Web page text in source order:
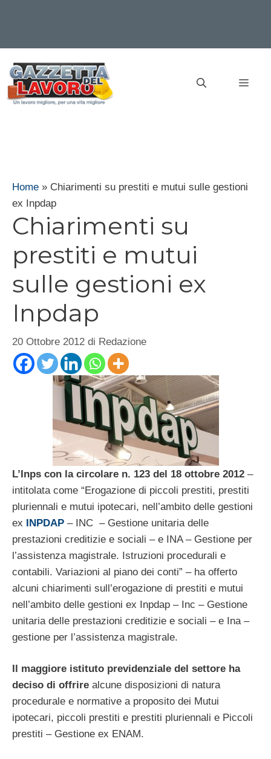
contenuto
Home » Chiarimenti su prestiti e mutui sulle gestioni
ex Inpdap
Chiarimenti su
prestiti e mutui
sulle gestioni ex
Inpdap
20 Ottobre 2012 di Redazione
L’Inps con la circolare n. 123 del 18 ottobre 2012 –
intitolata come “Erogazione di piccoli prestiti, prestiti
pluriennali e mutui ipotecari, nell’ambito delle gestioni
ex INPDAP – INC – Gestione unitaria delle
prestazioni creditizie e sociali – e INA – Gestione per
l’assistenza magistrale. Istruzioni procedurali e
contabili. Variazioni al piano dei conti” – ha offerto
alcuni chiarimenti sull’erogazione di prestiti e mutui
nell’ambito delle gestioni ex Inpdap – Inc – Gestione
unitaria delle prestazioni creditizie e sociali – e Ina –
gestione per l’assistenza magistrale.
Il maggiore istituto previdenziale del settore ha
deciso di offrire alcune disposizioni di natura
procedurale e normative a proposito dei Mutui
ipotecari, piccoli prestiti e prestiti pluriennali e Piccoli
prestiti – Gestione ex ENAM.